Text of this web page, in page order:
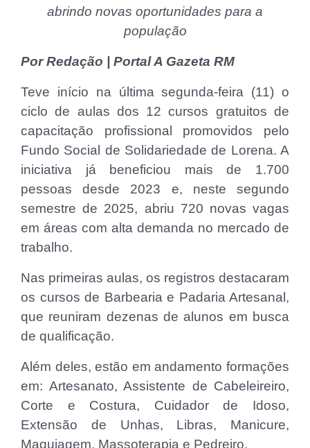
abrindo novas oportunidades para a
população
Por Redação | Portal A Gazeta RM
Teve início na última segunda-feira (11) o
ciclo de aulas dos 12 cursos gratuitos de
capacitação profissional promovidos pelo
Fundo Social de Solidariedade de Lorena. A
iniciativa já beneficiou mais de 1.700
pessoas desde 2023 e, neste segundo
semestre de 2025, abriu 720 novas vagas
em áreas com alta demanda no mercado de
trabalho.
Nas primeiras aulas, os registros destacaram
os cursos de Barbearia e Padaria Artesanal,
que reuniram dezenas de alunos em busca
de qualificação.
Além deles, estão em andamento formações
em: Artesanato, Assistente de Cabeleireiro,
Corte e Costura, Cuidador de Idoso,
Extensão de Unhas, Libras, Manicure,
Maquiagem, Massoterapia e Pedreiro.